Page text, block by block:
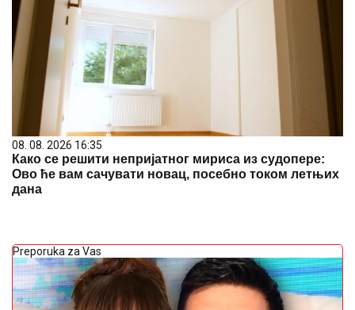
08. 08. 2026 16:35
Како се решити непријатног мириса из судопере:
Ово ће вам сачувати новац, посебно током летњих
дана
Preporuka za Vas